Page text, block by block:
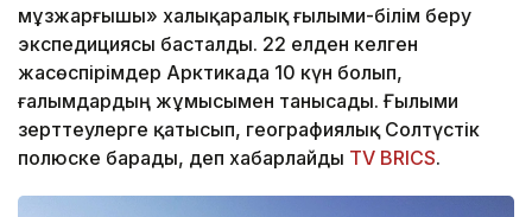
мұзжарғышы» халықаралық ғылыми-білім беру
экспедициясы басталды. 22 елден келген
жасөспірімдер Арктикада 10 күн болып,
ғалымдардың жұмысымен танысады. Ғылыми
зерттеулерге қатысып, географиялық Солтүстік
полюске барады, деп хабарлайды TV BRICS.